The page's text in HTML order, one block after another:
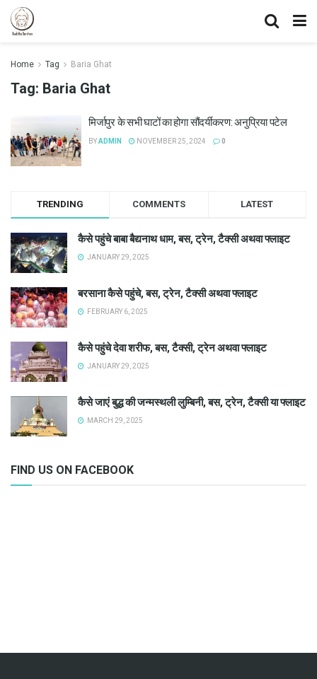
Home Tag Baria Ghat
Tag: Baria Ghat
मिर्जापुर के सभी घाटों का होगा सौंदर्यीकरण: अनुप्रिया पटेल
BYADMIN NOVEMBER 25, 2024 0
TRENDING COMMENTS LATEST
कैसे पहुंचे बाबा बैद्यनाथ धाम, बस, ट्रेन, टैक्सी अथवा फ्लाइट
JANUARY 29, 2025
बरसाना कैसे पहुंचे, बस, ट्रेन, टैक्सी अथवा फ्लाइट
FEBRUARY 6, 2025
कैसे पहुंचे देवा शरीफ, बस, टैक्सी, ट्रेन अथवा फ्लाइट
JANUARY 29, 2025
कैसे जाएं बुद्ध की जन्मस्थली लुम्बिनी, बस, ट्रेन, टैक्सी या फ्लाइट
MARCH 29, 2025
FIND US ON FACEBOOK